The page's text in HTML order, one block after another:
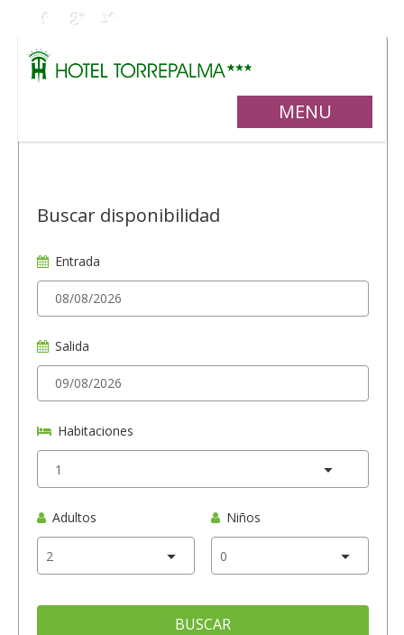
MENU
Buscar disponibilidad
Entrada
Salida
Habitaciones
Adultos Niños
BUSCAR